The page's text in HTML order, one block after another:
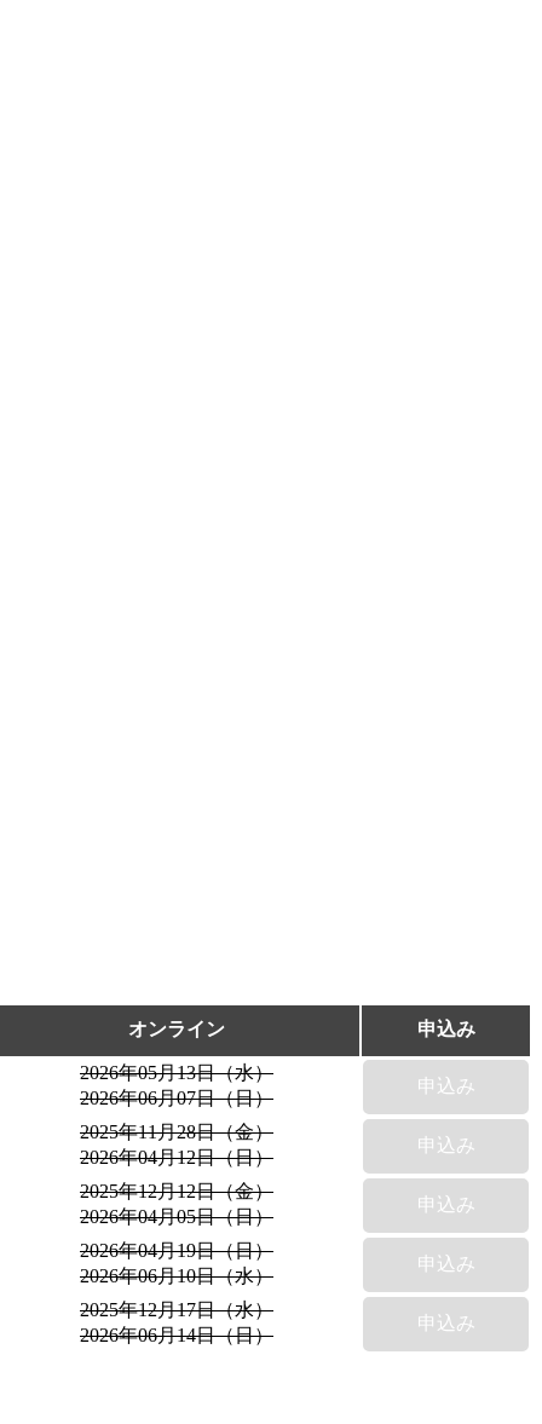
オンライン 申込み
2026年05月13日（水）
2026年06月07日（日）
申込み
2025年11月28日（金）
2026年04月12日（日）
申込み
2025年12月12日（金）
2026年04月05日（日）
申込み
2026年04月19日（日）
2026年06月10日（水）
申込み
2025年12月17日（水）
2026年06月14日（日）
申込み